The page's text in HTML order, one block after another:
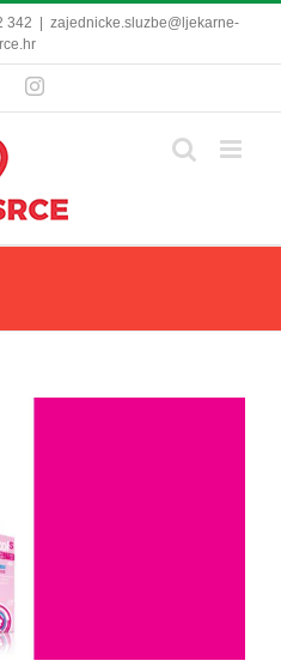
342
zajednicke.sluzbe@ljekarne-
Instagram